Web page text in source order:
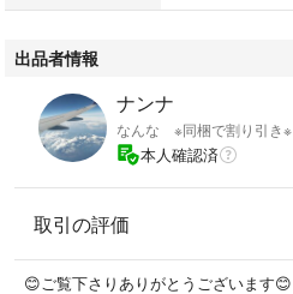
出品者情報
ナンナ
なんな ※同梱で割り引き※
本人確認済
取引の評価
😊ご覧下さりありがとうございます😊